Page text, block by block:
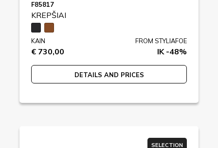
F85817
KREPŠIAI
KAIN
€ 730,00
FROM STYLIAFOE
IK -48%
DETAILS AND PRICES
SELECTION